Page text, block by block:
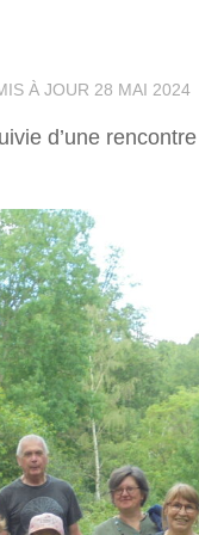
À JOUR 28 MAI 2024
d’une